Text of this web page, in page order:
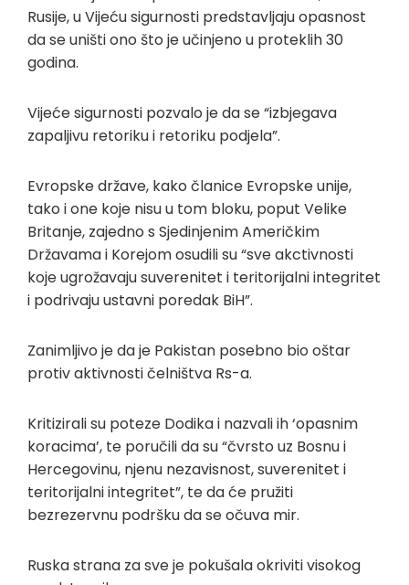
Rusije, u Vijeću sigurnosti predstavljaju opasnost
da se uništi ono što je učinjeno u proteklih 30
godina.
Vijeće sigurnosti pozvalo je da se “izbjegava
zapaljivu retoriku i retoriku podjela”.
Evropske države, kako članice Evropske unije,
tako i one koje nisu u tom bloku, poput Velike
Britanje, zajedno s Sjedinjenim Američkim
Državama i Korejom osudili su “sve akctivnosti
koje ugrožavaju suverenitet i teritorijalni integritet
i podrivaju ustavni poredak BiH”.
Zanimljivo je da je Pakistan posebno bio oštar
protiv aktivnosti čelništva Rs-a.
Kritizirali su poteze Dodika i nazvali ih ‘opasnim
koracima’, te poručili da su “čvrsto uz Bosnu i
Hercegovinu, njenu nezavisnost, suverenitet i
teritorijalni integritet”, te da će pružiti
bezrezervnu podršku da se očuva mir.
Ruska strana za sve je pokušala okriviti visokog